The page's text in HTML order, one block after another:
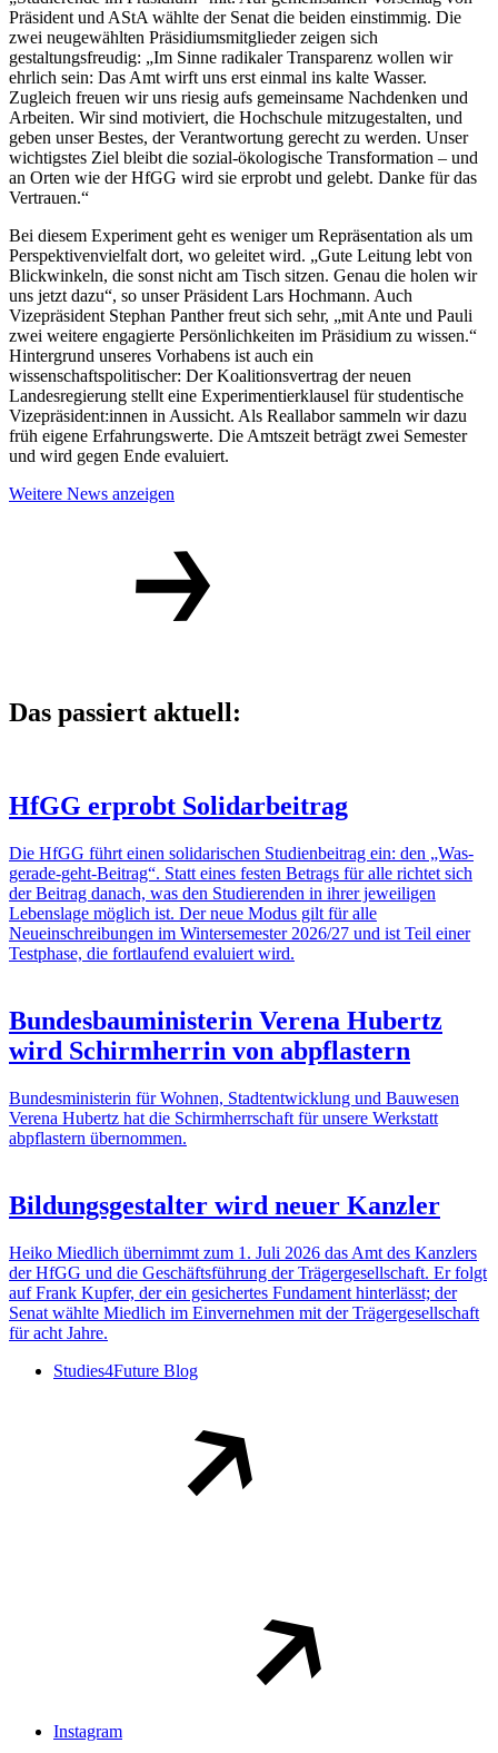
Präsident und AStA wählte der Senat die beiden einstimmig. Die
zwei neugewählten Präsidiumsmitglieder zeigen sich
gestaltungsfreudig: „Im Sinne radikaler Transparenz wollen wir
ehrlich sein: Das Amt wirft uns erst einmal ins kalte Wasser.
Zugleich freuen wir uns riesig aufs gemeinsame Nachdenken und
Arbeiten. Wir sind motiviert, die Hochschule mitzugestalten, und
geben unser Bestes, der Verantwortung gerecht zu werden. Unser
wichtigstes Ziel bleibt die sozial-ökologische Transformation – und
an Orten wie der HfGG wird sie erprobt und gelebt. Danke für das
Vertrauen.“
Bei diesem Experiment geht es weniger um Repräsentation als um
Perspektivenvielfalt dort, wo geleitet wird. „Gute Leitung lebt von
Blickwinkeln, die sonst nicht am Tisch sitzen. Genau die holen wir
uns jetzt dazu“, so unser Präsident Lars Hochmann. Auch
Vizepräsident Stephan Panther freut sich sehr, „mit Ante und Pauli
zwei weitere engagierte Persönlichkeiten im Präsidium zu wissen.“
Hintergrund unseres Vorhabens ist auch ein
wissenschaftspolitischer: Der Koalitionsvertrag der neuen
Landesregierung stellt eine Experimentierklausel für studentische
Vizepräsident:innen in Aussicht. Als Reallabor sammeln wir dazu
früh eigene Erfahrungswerte. Die Amtszeit beträgt zwei Semester
und wird gegen Ende evaluiert.
Weitere News anzeigen
Das passiert aktuell:
HfGG erprobt Solidarbeitrag
Die HfGG führt einen solidarischen Studienbeitrag ein: den „Was-
gerade-geht-Beitrag“. Statt eines festen Betrags für alle richtet sich
der Beitrag danach, was den Studierenden in ihrer jeweiligen
Lebenslage möglich ist. Der neue Modus gilt für alle
Neueinschreibungen im Wintersemester 2026/27 und ist Teil einer
Testphase, die fortlaufend evaluiert wird.
Bundesbauministerin Verena Hubertz
wird Schirmherrin von abpflastern
Bundesministerin für Wohnen, Stadtentwicklung und Bauwesen
Verena Hubertz hat die Schirmherrschaft für unsere Werkstatt
abpflastern übernommen.
Bildungsgestalter wird neuer Kanzler
Heiko Miedlich übernimmt zum 1. Juli 2026 das Amt des Kanzlers
der HfGG und die Geschäftsführung der Trägergesellschaft. Er folgt
auf Frank Kupfer, der ein gesichertes Fundament hinterlässt; der
Senat wählte Miedlich im Einvernehmen mit der Trägergesellschaft
für acht Jahre.
Studies4Future Blog
Instagram